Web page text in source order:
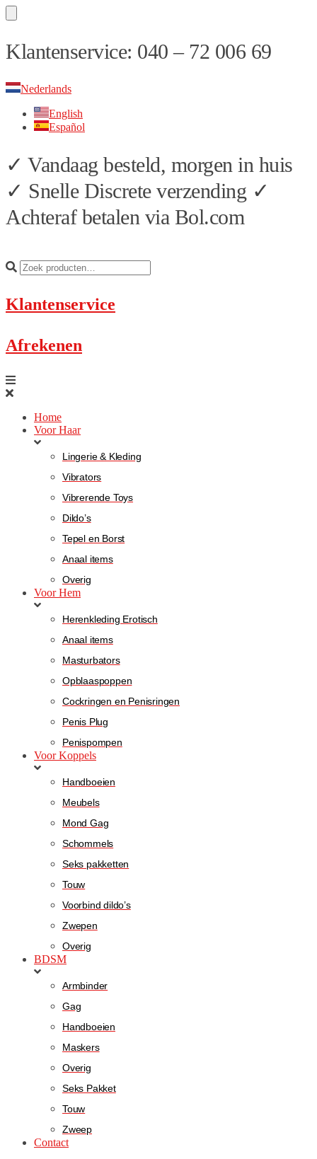
Skip
to
Skip
to
Klantenservice: 040 – 72 006 69
Nederlands
English
Español
✓ Vandaag besteld, morgen in huis
✓ Snelle Discrete verzending ✓
Achteraf betalen via Bol.com
Klantenservice
Afrekenen
Home
Voor Haar
Lingerie & Kleding
Vibrators
Vibrerende Toys
Dildo’s
Tepel en Borst
Anaal items
Overig
Voor Hem
Herenkleding Erotisch
Anaal items
Masturbators
Opblaaspoppen
Cockringen en Penisringen
Penis Plug
Penispompen
Voor Koppels
Handboeien
Meubels
Mond Gag
Schommels
Seks pakketten
Touw
Voorbind dildo’s
Zwepen
Overig
BDSM
Armbinder
Gag
Handboeien
Maskers
Overig
Seks Pakket
Touw
Zweep
Contact